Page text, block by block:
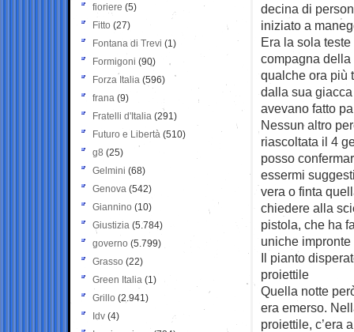
decina di
iniziato a
Era la sola
compagna
qualche ora più
dalla sua
avevano fatto
Nessun altro
riascoltata il 4
posso
essermi
vera o finta
chiedere alla
pistola, che ha
uniche
Il pianto
proiettile
Quella notte
era emerso.
proiettile, c’era
fioriere (5)
Fitto (27)
Fontana di Trevi (1)
Formigoni (90)
Forza Italia (596)
frana (9)
Fratelli d'Italia (291)
Futuro e Libertà (510)
g8 (25)
Gelmini (68)
Genova (542)
Giannino (10)
Giustizia (5.784)
governo (5.799)
Grasso (22)
Green Italia (1)
Grillo (2.941)
Idv (4)